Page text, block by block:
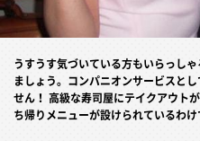
うすうす気づいている方もいらっし
ましょう。コンパニオンサービスと
せん！ 高級な寿司屋にテイクアウト
ち帰りメニューが設けられているわけ